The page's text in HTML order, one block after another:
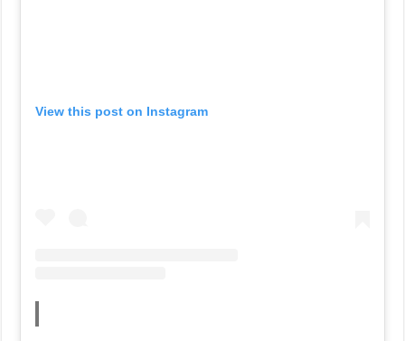
View this post on Instagram